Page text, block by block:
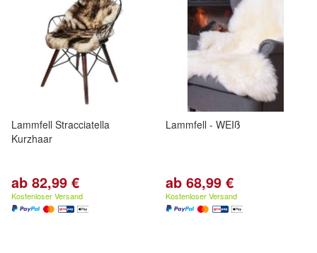
Lammfell Stracciatella
Kurzhaar
ab 82,99 €
Kostenloser Versand
Lammfell - WEIß
ab 68,99 €
Kostenloser Versand